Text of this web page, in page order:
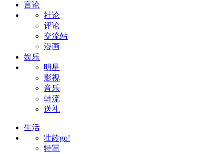
言论
社论
评论
交流站
漫画
娱乐
明星
影视
音乐
韩流
送礼
生活
壮龄go!
特写